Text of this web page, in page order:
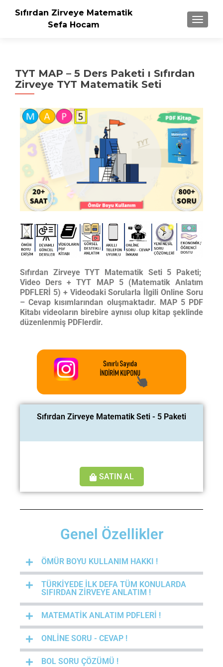
Sıfırdan Zirveye Matematik
Sefa Hocam
TYT MAP – 5 Ders Paketi ı Sıfırdan
Zirveye TYT Matematik Seti
Sıfırdan Zirveye TYT Matematik Seti 5 Paketi;
Video Ders + TYT MAP 5 (Matematik Anlatım
PDFLERİ 5) + Videodaki Sorularla İlgili Online Soru
– Cevap kısımlarından oluşmaktadır. MAP 5 PDF
Kitabı videoların birebire aynısı olup kitap şeklinde
düzenlenmiş PDFlerdir.
Sıfırdan Zirveye Matematik Seti - 5 Paketi
SATIN AL
Genel Özellikler
ÖMÜR BOYU KULLANIM HAKKI !
TÜRKİYEDE İLK DEFA TÜM KONULARDA
SIFIRDAN ZİRVEYE ANLATIM !
MATEMATİK ANLATIM PDFLERİ !
ONLİNE SORU - CEVAP !
BOL SORU ÇÖZÜMÜ !